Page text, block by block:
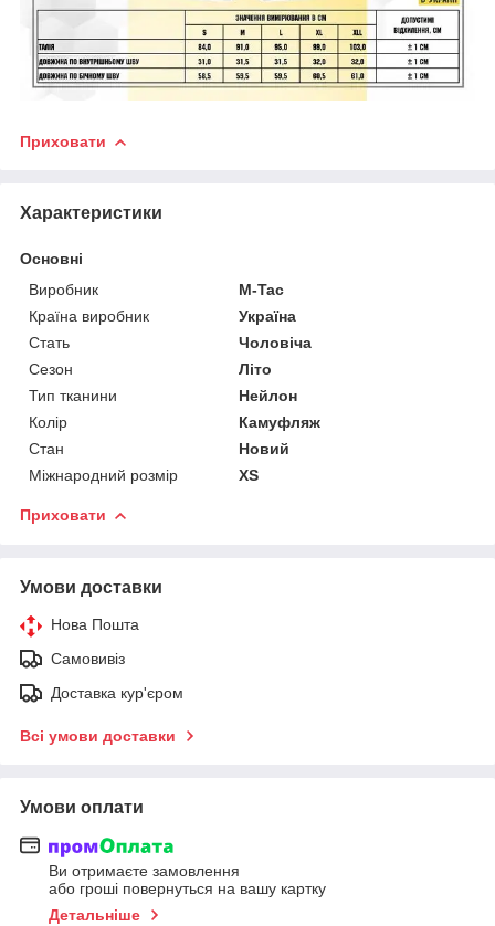
Приховати
Характеристики
Основні
Виробник
M-Tac
Країна виробник
Україна
Стать
Чоловіча
Сезон
Літо
Тип тканини
Нейлон
Колір
Камуфляж
Стан
Новий
Міжнародний розмір
XS
Приховати
Умови доставки
Нова Пошта
Самовивіз
Доставка кур'єром
Всі умови доставки
Умови оплати
Ви отримаєте замовлення
або гроші повернуться на вашу картку
Детальніше